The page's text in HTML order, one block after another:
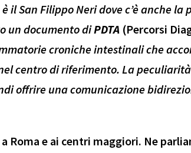
il San Filippo Neri dove c’è anche la
un documento diPDTA (Percorsi
croniche intestinali che
centro di riferimento. La peculiarità
offrire una comunicazione
Roma e ai centri maggiori. Ne